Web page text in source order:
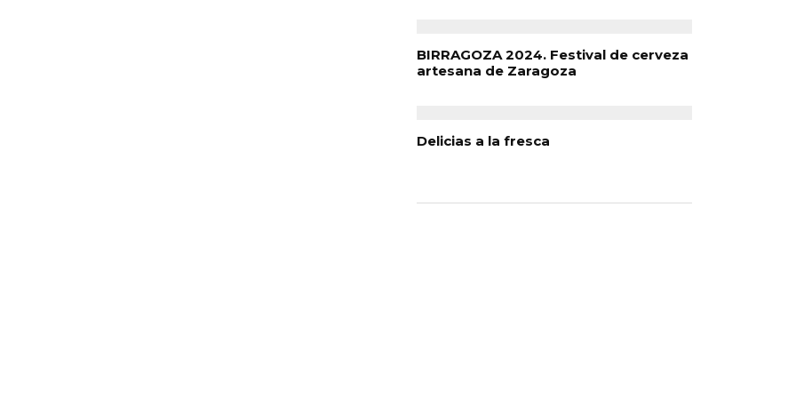
BIRRAGOZA 2024. Festival de cerveza
artesana de Zaragoza
Delicias a la fresca